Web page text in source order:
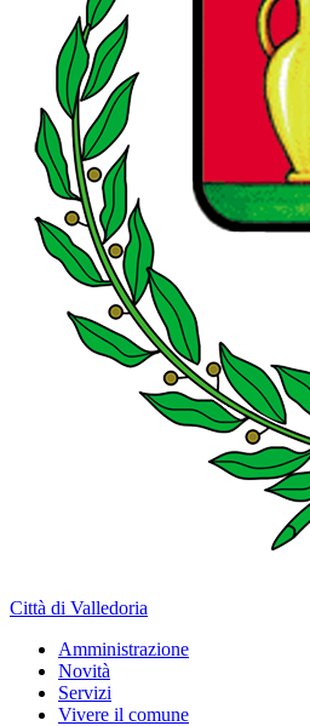
Città di Valledoria
Amministrazione
Novità
Servizi
Vivere il comune